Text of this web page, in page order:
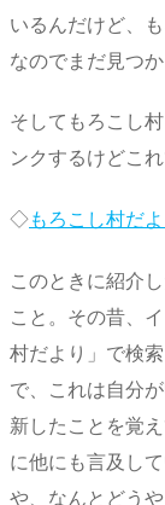
いるんだけど、
なのでまだ見つ
そしてもろこし
ンクするけどこれ
◇もろこし村だ
このときに紹介
こと。その昔、
村だより」で検
で、これは自分
新したことを覚
に他にも言及し
や、なんとどう